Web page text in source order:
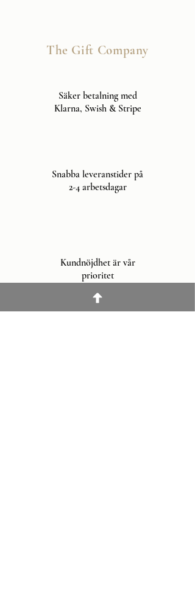
The Gift Company
Säker betalning med
Klarna, Swish & Stripe
Snabba leveranstider på
2-4 arbetsdagar
Kundnöjdhet är vår
prioritet